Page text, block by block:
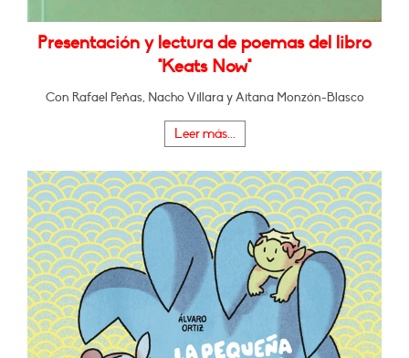
Presentación y lectura de poemas del libro
"Keats Now"
Con Rafael Peñas, Nacho Villara y Aitana Monzón-Blasco
Leer más...